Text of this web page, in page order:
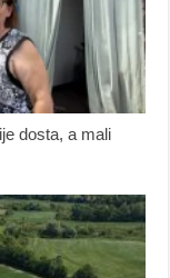
dosta, a mali